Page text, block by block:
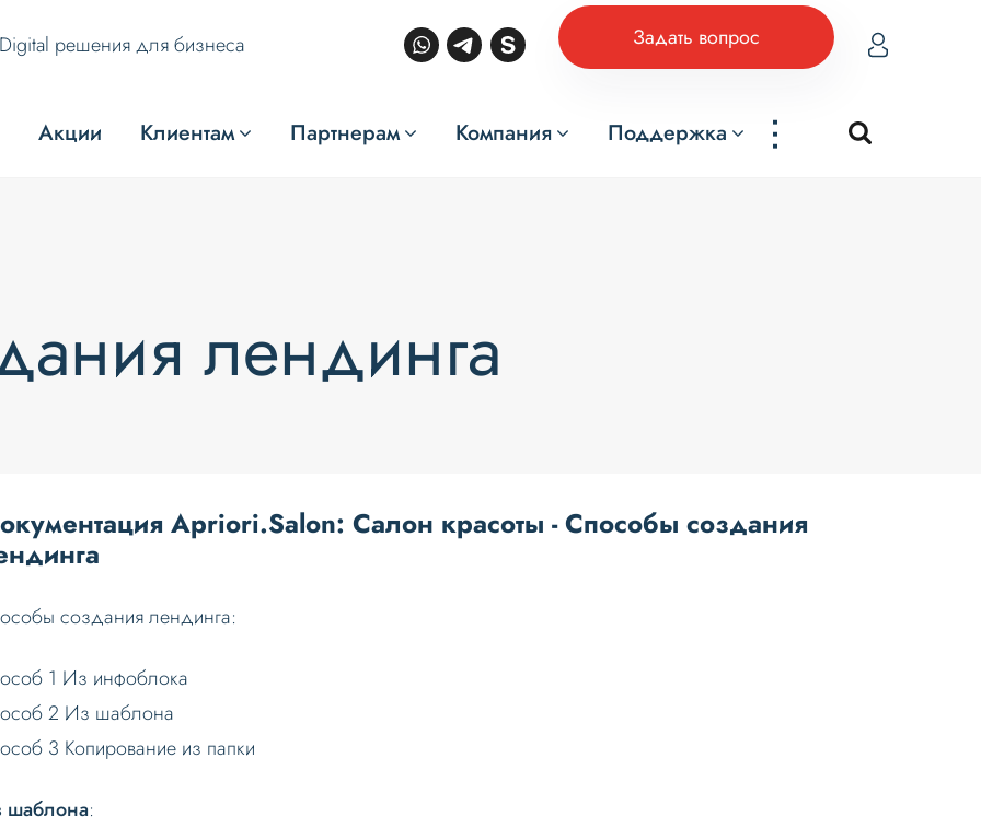
Digital решения для бизнеса Задать вопрос
Акции Клиентам Партнерам Компания Поддержка ...
лендинга
Apriori.Salon: Салон красоты - Способы создания
создания лендинга:
1 Из инфоблока
2 Из шаблона
3 Копирование из папки
шаблона: